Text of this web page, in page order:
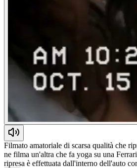
Filmato amatoriale di scarsa qualità che
ne filma un'altra che fa yoga su una
ripresa è effettuata dall'interno dell'auto